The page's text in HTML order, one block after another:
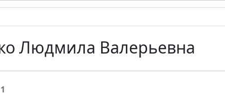
Людмила Валерьевна